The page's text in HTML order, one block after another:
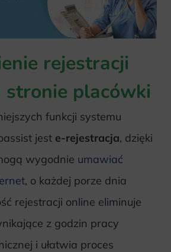
rejestracji
stronie placówki
funkcji systemu
jest e-rejestracja, dzięki
wygodnie umawiać
, o każdej porze dnia
rejestracji online eliminuje
z godzin pracy
i ułatwia proces